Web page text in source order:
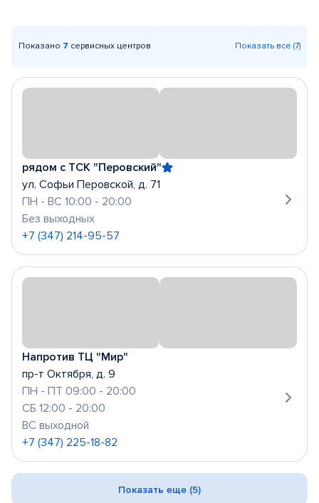
Показано 7 сервисных центров Показать все (7)
рядом с ТСК "Перовский"
ул. Софьи Перовской, д. 71
ПН - ВС 10:00 - 20:00
Без выходных
+7 (347) 214-95-57
Напротив ТЦ "Мир"
пр-т Октября, д. 9
ПН - ПТ 09:00 - 20:00
СБ 12:00 - 20:00
ВС выходной
+7 (347) 225-18-82
Показать еще (5)